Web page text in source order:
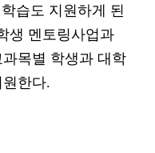
습도 지원하게 된
생 멘토링사업과
목별 학생과 대학
한다.